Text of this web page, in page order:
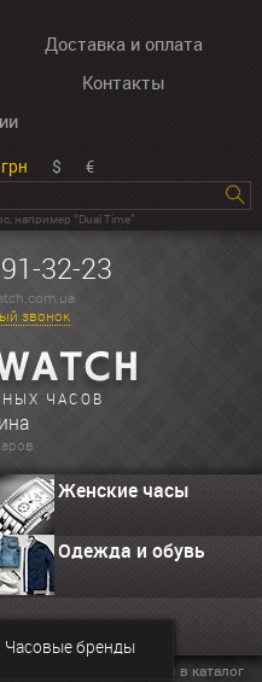
Доставка и оплата
Контакты
грн $ €
например “Dual Time”
32-23
звонок
ЧАСОВ
Женские часы
Одежда и обувь
Часовые бренды
Вернуться в каталог